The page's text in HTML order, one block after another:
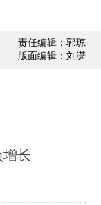
责任编辑：郭琼
版面编辑：刘潇
长